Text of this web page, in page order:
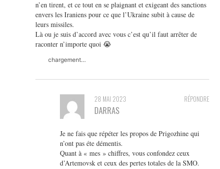
n’en tirent, et ce tout en se plaignant et exigeant des sanctions
envers les Iraniens pour ce que l’Ukraine subit à cause de
leurs missiles.
Là ou je suis d’accord avec vous c’est qu’il faut arrêter de
raconter n’importe quoi 😭
chargement…
RÉPONDRE
28 MAI 2023
DARRAS
Je ne fais que répéter les propos de Prigozhine qui
n’ont pas éte démentis.
Quant à « mes » chiffres, vous confondez ceux
d’Artemovsk et ceux des pertes totales de la SMO.